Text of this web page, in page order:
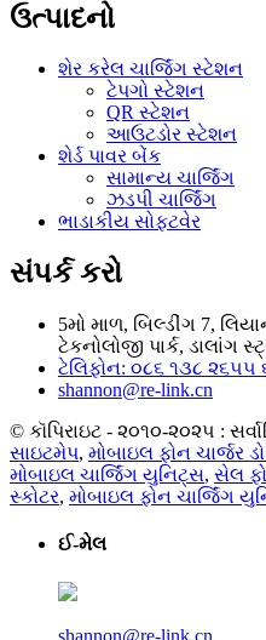
ઉત્પાદનો
શેર કરેલ ચાર્જિંગ સ્ટેશન
ટેપગો સ્ટેશન
QR સ્ટેશન
આઉટડોર સ્ટેશન
શેર્ડ પાવર બેંક
સામાન્ય ચાર્જિંગ
ઝડપી ચાર્જિંગ
ભાડાકીય સોફ્ટવેર
સંપર્ક કરો
5મો માળ, બિલ્ડીંગ 7,
ટેકનોલોજી પાર્ક, ડાલાંગ
ટેલિફોન: ૦૮૬ ૧૩૮ ૨૬૫૫
shannon@re-link.cn
© કૉપિરાઇટ - ૨૦૧૦-૨૦૨૫ :
સાઇટમેપ, મોબાઇલ ફોન ચાર્જર
મોબાઇલ ચાર્જિંગ યુનિટ્સ, સેલ
સ્કોટર, મોબાઇલ ફોન ચાર્જિંગ
ઈ-મેલ
shannon@re-link.cn